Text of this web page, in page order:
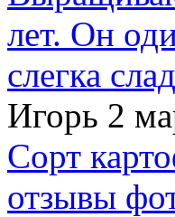
лет. Он
слегка
Игорь 2
Сорт
отзывы